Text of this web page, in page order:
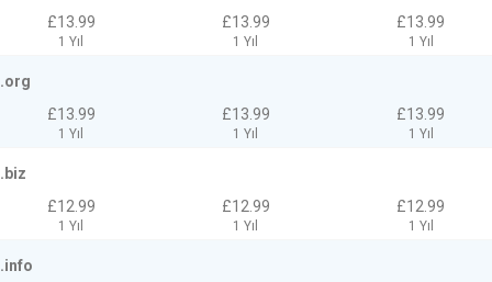
£13.99
1 Yıl
£13.99
1 Yıl
£13.99
1 Yıl
.org
£13.99
1 Yıl
£13.99
1 Yıl
£13.99
1 Yıl
.biz
£12.99
1 Yıl
£12.99
1 Yıl
£12.99
1 Yıl
.info